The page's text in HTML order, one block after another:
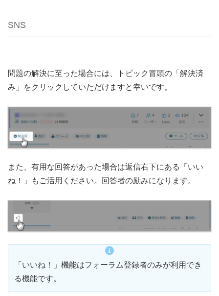
SNS
問題の解決に至った場合には、トピック冒頭の「解決済
み」をクリックしていただけますと幸いです。
また、有用な回答があった場合は返信右下にある「いい
ね！」もご活用ください。回答者の励みになります。
「いいね！」機能はフォーラム登録者のみが利用でき
る機能です。